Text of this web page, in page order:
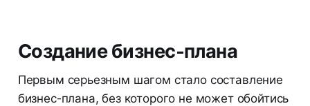
Создание бизнес-плана
Первым серьезным шагом стало составление
бизнес-плана, без которого не может обойтись